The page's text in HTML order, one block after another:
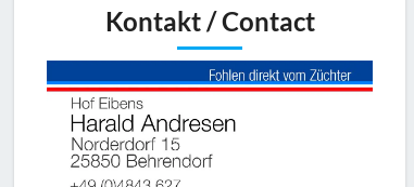
Kontakt / Contact